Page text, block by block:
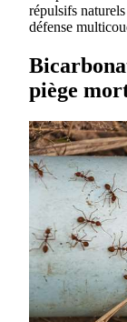
répulsifs
défense
piège